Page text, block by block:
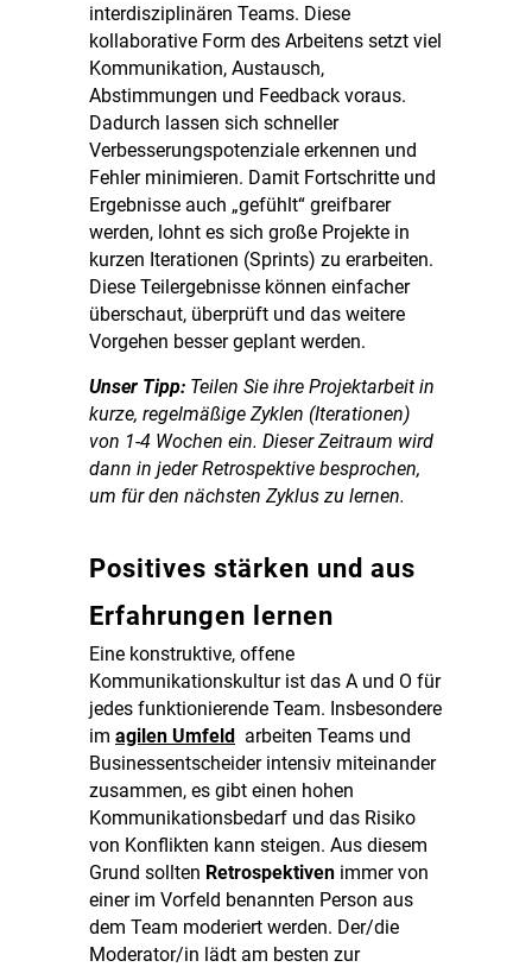
interdisziplinären Teams. Diese
kollaborative Form des Arbeitens setzt viel
Kommunikation, Austausch,
Abstimmungen und Feedback voraus.
Dadurch lassen sich schneller
Verbesserungspotenziale erkennen und
Fehler minimieren. Damit Fortschritte und
Ergebnisse auch „gefühlt“ greifbarer
werden, lohnt es sich große Projekte in
kurzen Iterationen (Sprints) zu erarbeiten.
Diese Teilergebnisse können einfacher
überschaut, überprüft und das weitere
Vorgehen besser geplant werden.
Unser Tipp: Teilen Sie ihre Projektarbeit in
kurze, regelmäßige Zyklen (Iterationen)
von 1-4 Wochen ein. Dieser Zeitraum wird
dann in jeder Retrospektive besprochen,
um für den nächsten Zyklus zu lernen.
Positives stärken und aus
Erfahrungen lernen
Eine konstruktive, offene
Kommunikationskultur ist das A und O für
jedes funktionierende Team. Insbesondere
im agilen Umfeld arbeiten Teams und
Businessentscheider intensiv miteinander
zusammen, es gibt einen hohen
Kommunikationsbedarf und das Risiko
von Konflikten kann steigen. Aus diesem
Grund sollten Retrospektiven immer von
einer im Vorfeld benannten Person aus
dem Team moderiert werden. Der/die
Moderator/in lädt am besten zur